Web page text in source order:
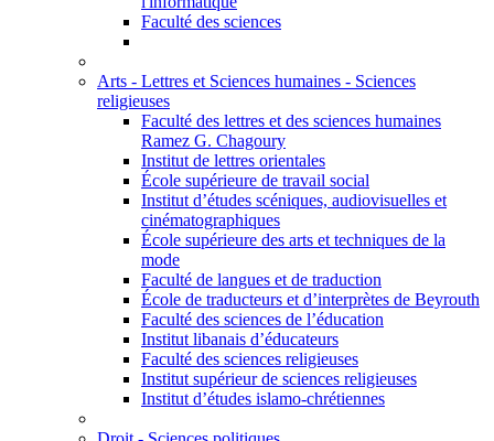
Faculté des sciences
Arts - Lettres et Sciences humaines - Sciences
religieuses
Faculté des lettres et des sciences humaines
Ramez G. Chagoury
Institut de lettres orientales
École supérieure de travail social
Institut d’études scéniques, audiovisuelles et
cinématographiques
École supérieure des arts et techniques de la
mode
Faculté de langues et de traduction
École de traducteurs et d’interprètes de Beyrouth
Faculté des sciences de l’éducation
Institut libanais d’éducateurs
Faculté des sciences religieuses
Institut supérieur de sciences religieuses
Institut d’études islamo-chrétiennes